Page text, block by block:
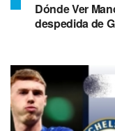
Dónde Ver
despedida de